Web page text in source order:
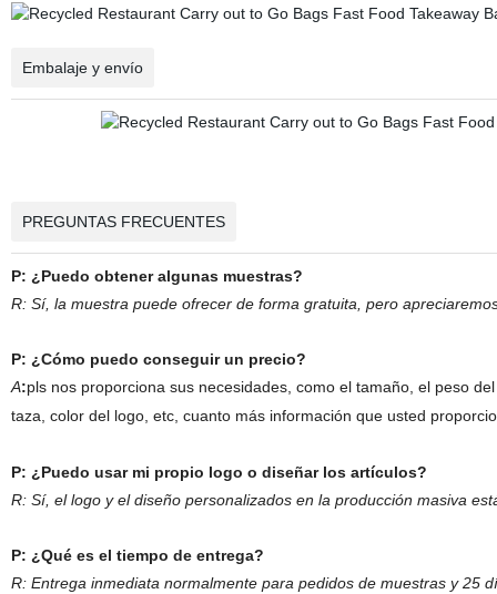
Embalaje y envío
PREGUNTAS FRECUENTES
P: ¿Puedo obtener algunas muestras?
R: Sí, la muestra puede ofrecer de forma gratuita, pero
P: ¿Cómo puedo conseguir un precio?
A:pls nos proporciona sus necesidades, como el tamaño, el peso
taza, color del logo, etc, cuanto más información que usted
P: ¿Puedo usar mi propio logo o diseñar los artículos?
R: Sí, el logo y el diseño personalizados en la producción masiva
P: ¿Qué es el tiempo de entrega?
R: Entrega inmediata normalmente para pedidos de muestras y 25